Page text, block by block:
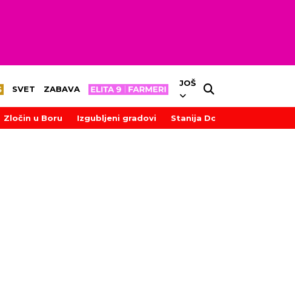
SVET ZABAVA
JOŠ
Zločin u Boru Izgubljeni gradovi Stanija Dobrojević